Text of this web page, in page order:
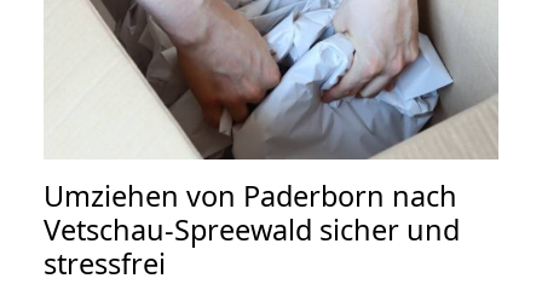
Umziehen von Paderborn nach
Vetschau-Spreewald sicher und
stressfrei